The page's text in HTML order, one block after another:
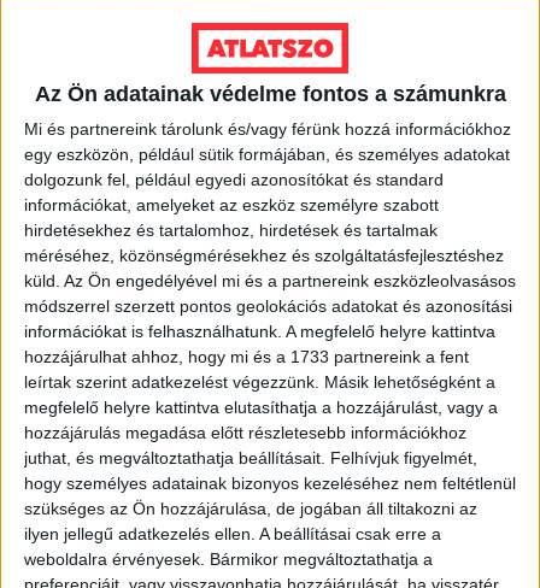
Az Ön adatainak védelme fontos a számunkra
Mi és partnereink tárolunk és/vagy férünk hozzá információkhoz
egy eszközön, például sütik formájában, és személyes adatokat
dolgozunk fel, például egyedi azonosítókat és standard
információkat, amelyeket az eszköz személyre szabott
hirdetésekhez és tartalomhoz, hirdetések és tartalmak
méréséhez, közönségmérésekhez és szolgáltatásfejlesztéshez
küld. Az Ön engedélyével mi és a partnereink eszközleolvasásos
módszerrel szerzett pontos geolokációs adatokat és azonosítási
információkat is felhasználhatunk. A megfelelő helyre kattintva
hozzájárulhat ahhoz, hogy mi és a 1733 partnereink a fent
leírtak szerint adatkezelést végezzünk. Másik lehetőségként a
megfelelő helyre kattintva elutasíthatja a hozzájárulást, vagy a
hozzájárulás megadása előtt részletesebb információkhoz
juthat, és megváltoztathatja beállításait. Felhívjuk figyelmét,
hogy személyes adatainak bizonyos kezeléséhez nem feltétlenül
szükséges az Ön hozzájárulása, de jogában áll tiltakozni az
ilyen jellegű adatkezelés ellen. A beállításai csak erre a
weboldalra érvényesek. Bármikor megváltoztathatja a
debreceni polgármesternek, hogy„egy talicska apró
majmot könnyebb összeterelni, mint a baloldali pártokat
arról beszélt, hogy a baloldal csatatérré
változtatná az országot, Kalocsán azt mondta a lakossági
fórumán, hogy az önkormányzativálasztások tétjeaz,
hogy be tudják-e fejezni a bankok elszámoltatását, és
Siófokon is a fideszes polgármester újraválasztása
mellettkorteskedett.
Ha a legfrissebb, hozzá kötődő botrányt, acsengeri
„örökösnő” esetét,s az azzal kapcsolatos Kósa-
reakciókat nem is vesszük számba, akkor is kijelenthető,
hogy Kósa Lajos politikusi szavahihetőségével
kapcsolatban erős kétségek fogalmazhatók meg.
Piricsei Zsigmond
Kapcsolódó cikkeink:
A helység kalapácsa: Média és birodalom
Debrecenben, Kósa Lajos városában
Debrecen: vége van-e a Kósa-korszaknak?